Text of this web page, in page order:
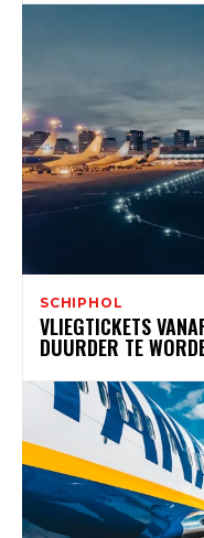
SCHIPHOL
VLIEGTICKETS
DUURDER TE